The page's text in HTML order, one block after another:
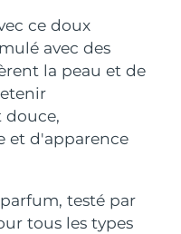
ce doux
avec des
la peau et de
douce,
et d'apparence
testé par
tous les types